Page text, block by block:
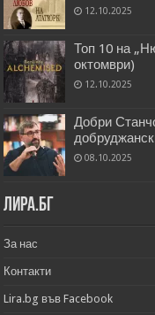
12.10.2025
Топ 10 на
октомври)
12.10.2025
Добри
08.10.2025
Лира.бг
За нас
Контакти
Lira.bg във Facebook